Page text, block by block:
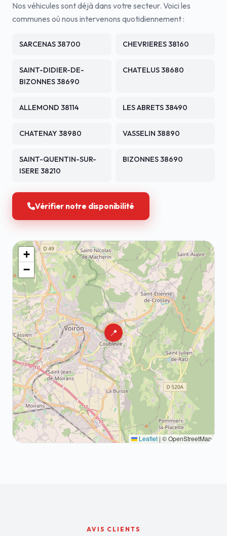
Nos véhicules sont déjà dans votre secteur. Voici les
communes où nous intervenons quotidiennement :
SARCENAS 38700 CHEVRIERES 38160
SAINT-DIDIER-DE-
BIZONNES 38690
CHATELUS 38680
ALLEMOND 38114 LES ABRETS 38490
CHATENAY 38980 VASSELIN 38890
SAINT-QUENTIN-SUR-
ISERE 38210
BIZONNES 38690
Vérifier notre disponibilité
📍
+
−
Leaflet | © OpenStreetMap
AVIS CLIENTS